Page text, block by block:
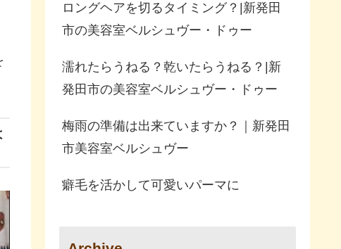
ロングヘアを切るタイミング？|新発田
市の美容室ベルシュヴー・ドゥー
濡れたらうねる？乾いたらうねる？|新
発田市の美容室ベルシュヴー・ドゥー
梅雨の準備は出来ていますか？｜新発田
市美容室ベルシュヴー
癖毛を活かして可愛いパーマに